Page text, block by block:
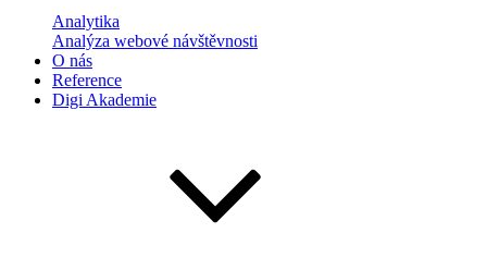
Analytika
Analýza webové návštěvnosti
O nás
Reference
Digi Akademie